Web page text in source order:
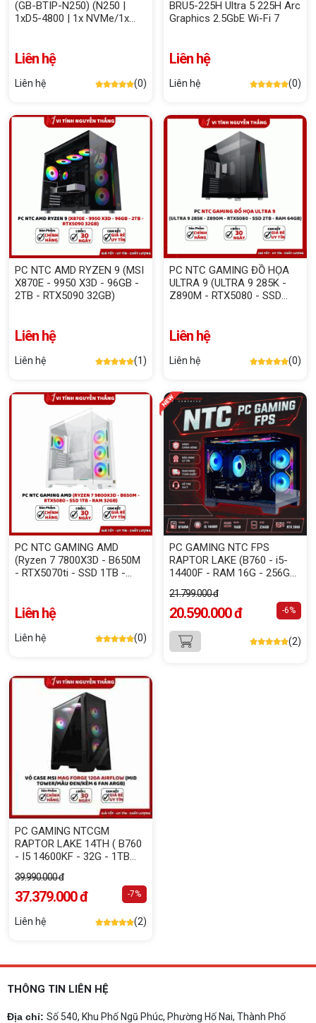
(GB-BTIP-N250) (N250 |
1xD5-4800 | 1x NVMe/1x
NoOS | ĐEN)
Liên hệ
Liên hệ (0)
BRU5-225H Ultra 5 225H Arc
Graphics 2.5GbE Wi-Fi 7
Liên hệ
Liên hệ (0)
PC NTC AMD RYZEN 9 (MSI
X870E - 9950 X3D - 96GB -
2TB - RTX5090 32GB)
Liên hệ
Liên hệ (1)
PC NTC GAMING ĐỒ HỌA
ULTRA 9 (ULTRA 9 285K -
Z890M - RTX5080 - SSD
Liên hệ
Liên hệ (0)
PC NTC GAMING AMD
(Ryzen 7 7800X3D - B650M
- RTX5070ti - SSD 1TB -
Liên hệ
Liên hệ (0)
PC GAMING NTC FPS
RAPTOR LAKE (B760 - i5-
14400F - RAM 16G - 256G
21.799.000 đ
20.590.000 đ -6%
(2)
PC GAMING NTCGM
RAPTOR LAKE 14TH ( B760
- I5 14600KF - 32G - 1TB
39.990.000 đ
37.379.000 đ -7%
Liên hệ (2)
THÔNG TIN LIÊN HỆ
Địa chỉ: Số 540, Khu Phố Ngũ Phúc, Phường Hố Nai, Thành Phố